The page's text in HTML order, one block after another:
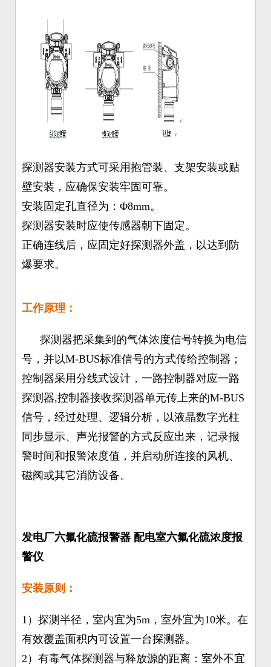
探测器安装方式可采用抱管装、支架安装或贴
壁安装，应确保安装牢固可靠。
安装固定孔直径为：Φ8mm。
探测器安装时应使传感器朝下固定。
正确连线后，应固定好探测器外盖，以达到防
爆要求。
工作原理：
探测器把采集到的气体浓度信号转换为电信
号，并以M-BUS标准信号的方式传给控制器；
控制器采用分线式设计，一路控制器对应一路
探测器,控制器接收探测器单元传上来的M-BUS
信号，经过处理、逻辑分析，以液晶数字光柱
同步显示、声光报警的方式反应出来，记录报
警时间和报警浓度值，并启动所连接的风机、
磁阀或其它消防设备。
发电厂六氟化硫报警器 配电室六氟化硫浓度报
警仪
安装原则：
1）探测半径，室内宜为5m，室外宜为10米。在
有效覆盖面积内可设置一台探测器。
2）有毒气体探测器与释放源的距离：室外不宜